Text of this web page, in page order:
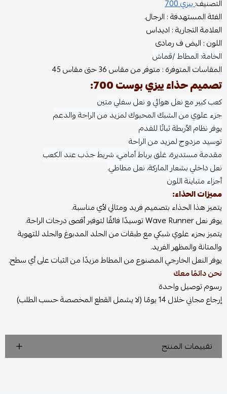
التصنيف: ييزي 700
الفئة المستهدفة : الرجال.
العلامة التجارية : اديداس
اللون : اليض ف رمادى
الخامة: المطاط /قماش
المقاسات المتوفرة : متوفر من مقاس 36 حتى مقاس 45
تصميم حذاء ييزي بوست 700:
كعب كبير مع نعل هوائي و نعل سفلي متين
جزء علوي من الشبك المحبوك لمزيد من الراحة والدعم
يوفر نظام الأربطة ثباتًا للقدم
توسيد مزدوج لمزيد من الراحة
مقدمة مستديرة، غلق برباط أمامي، شريط جذب عند الكعب
نعل داخلي بشعار الماركة، نعل مطاطي.
أجزاء متباينة اللون
مميزات الحذاء:
يتميز هذا الحذاء بتصميم فريد ومثالي لأي مناسبة.
يوفر نعل Wave Runner توسيدًا فائقًا لتوفير أقصى درجات الراحة.
يتميز بجزء علوي شبكي مع طبقات من الجلد المدبوغ والجلد للتهوية
والمتانة والمظهر الفريد.
يوفر النعل الخارجي المصنوع من المطاط مزيدًا من الثبات على أي سطح.
نحن دائمًا معك
رسوم توصيل واحدة
إرجاع مجاني خلال 14 يومًا (لا يشمل القطع المخصصة حسب الطلب)
تقييمات المنتج